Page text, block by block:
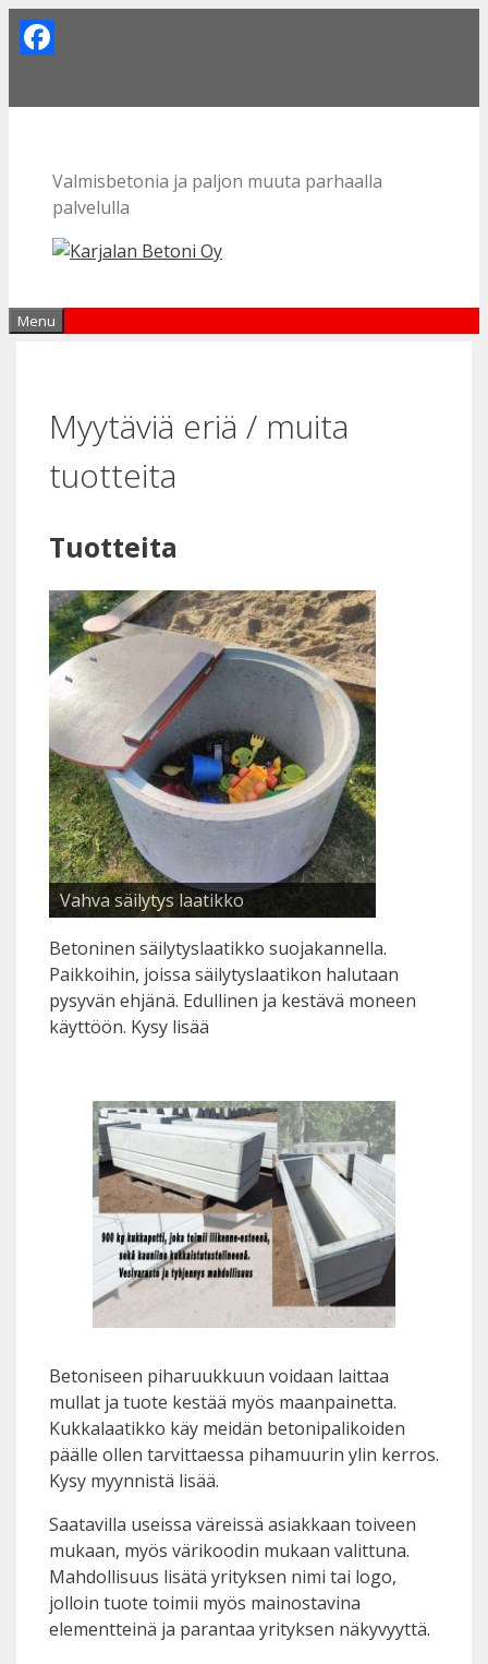
Skip
to
Valmisbetonia ja paljon muuta parhaalla
palvelulla
Menu
Myytäviä eriä / muita
tuotteita
Tuotteita
Vahva säilytys laatikko
Betoninen säilytyslaatikko suojakannella.
Paikkoihin, joissa säilytyslaatikon halutaan
pysyvän ehjänä. Edullinen ja kestävä moneen
käyttöön. Kysy lisää
Betoniseen piharuukkuun voidaan laittaa
mullat ja tuote kestää myös maanpainetta.
Kukkalaatikko käy meidän betonipalikoiden
päälle ollen tarvittaessa pihamuurin ylin kerros.
Kysy myynnistä lisää.
Saatavilla useissa väreissä asiakkaan toiveen
mukaan, myös värikoodin mukaan valittuna.
Mahdollisuus lisätä yrityksen nimi tai logo,
jolloin tuote toimii myös mainostavina
elementteinä ja parantaa yrityksen näkyvyyttä.